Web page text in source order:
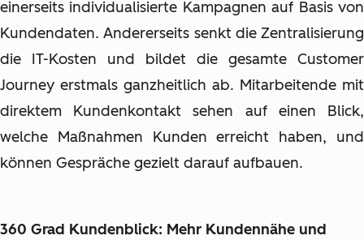
einerseits individualisierte Kampagnen auf Basis von
Kundendaten. Andererseits senkt die Zentralisierung
die IT-Kosten und bildet die gesamte Customer
Journey erstmals ganzheitlich ab. Mitarbeitende mit
direktem Kundenkontakt sehen auf einen Blick,
welche Maßnahmen Kunden erreicht haben, und
können Gespräche gezielt darauf aufbauen.
360 Grad Kundenblick: Mehr Kundennähe und